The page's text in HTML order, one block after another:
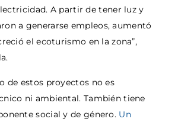
A partir de tener luz y
a generarse empleos, aumentó
el ecoturismo en la zona”,
de estos proyectos no es
ni ambiental. También tiene
social y de género. Un